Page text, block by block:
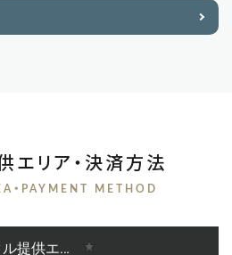
エリア・決済方法
・PAYMENT METHOD